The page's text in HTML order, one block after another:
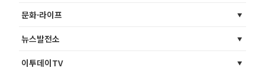
문화·라이프
뉴스발전소
이투데이TV